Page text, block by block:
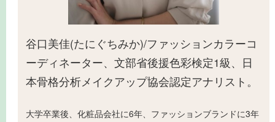
谷口美佳(たにぐちみか)/ファッションカラーコ
ーディネーター、文部省後援色彩検定1級、日
本骨格分析メイクアップ協会認定アナリスト。
大学卒業後、化粧品会社に6年、ファッションブランドに3年